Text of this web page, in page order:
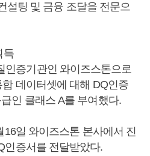
설팅 및 금융 조달을 전문으
득
인증기관인 와이즈스톤으로
데이터셋에 대해 DQ인증
인 클래스 A를 부여했다.
16일 와이즈스톤 본사에서 진
인증서를 전달받았다.